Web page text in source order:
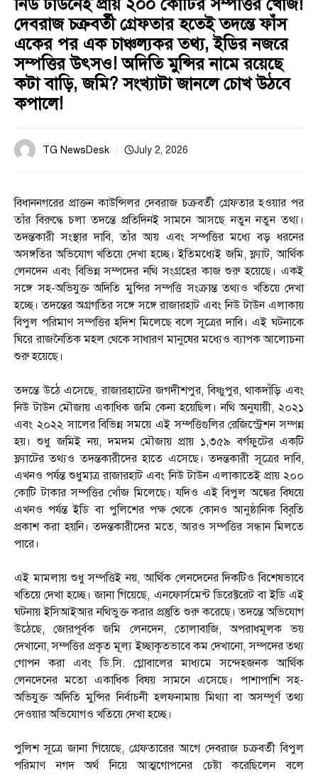
নিউ টাউনেই প্রায় ২০০ কোটির সম্পত্তির খোঁজ!
দেবরাজ চক্রবর্তী গ্রেফতার হতেই তদন্তে ফাঁস
একের পর এক চাঞ্চল্যকর তথ্য, ইডির নজরে
সম্পত্তির উৎসও! অদিতি মুন্সির নামে রয়েছে
কটা বাড়ি, জমি? সংখ্যাটা জানলে চোখ উঠবে
কপালে!
TG NewsDesk July 2, 2026
বিধাননগরের প্রাক্তন কাউন্সিলর দেবরাজ চক্রবর্তী গ্রেফতার হওয়ার পর
তাঁর বিরুদ্ধে চলা তদন্তে প্রতিদিনই সামনে আসছে নতুন নতুন তথ্য।
তদন্তকারী সংস্থার দাবি, তাঁর আয় এবং সম্পত্তির মধ্যে বড় ধরনের
অসঙ্গতির অভিযোগ খতিয়ে দেখা হচ্ছে। ইতিমধ্যেই জমি, ফ্ল্যাট, আর্থিক
লেনদেন এবং বিভিন্ন সম্পদের নথি সংগ্রহের কাজ শুরু হয়েছে। একই
সঙ্গে সহ-অভিযুক্ত অদিতি মুন্সির সম্পত্তি সংক্রান্ত তথ্যও খতিয়ে দেখা
হচ্ছে। তদন্তের অগ্রগতির সঙ্গে সঙ্গে রাজারহাট এবং নিউ টাউন এলাকায়
বিপুল পরিমাণ সম্পত্তির হদিশ মিলেছে বলে সূত্রের দাবি। এই ঘটনাকে
ঘিরে রাজনৈতিক মহল থেকে সাধারণ মানুষের মধ্যেও ব্যাপক আলোচনা
শুরু হয়েছে।
তদন্তে উঠে এসেছে, রাজারহাটের জগদীশপুর, বিষ্ণুপুর, থাকদাঁড়ি এবং
নিউ টাউন মৌজায় একাধিক জমি কেনা হয়েছিল। নথি অনুযায়ী, ২০২১
এবং ২০২২ সালের বিভিন্ন সময়ে এই সম্পত্তিগুলির রেজিস্ট্রেশন সম্পন্ন
হয়। শুধু জমিই নয়, দমদম মৌজায় প্রায় ১,৩৫৯ বর্গফুটের একটি
ফ্ল্যাটের তথ্যও তদন্তকারীদের হাতে এসেছে। তদন্তকারী সূত্রের দাবি,
এখনও পর্যন্ত শুধুমাত্র রাজারহাট এবং নিউ টাউন এলাকাতেই প্রায় ২০০
কোটি টাকার সম্পত্তির খোঁজ মিলেছে। যদিও এই বিপুল অঙ্কের বিষয়ে
এখনও পর্যন্ত ইডি বা পুলিশের পক্ষ থেকে কোনও আনুষ্ঠানিক বিবৃতি
প্রকাশ করা হয়নি। তদন্তকারীদের মতে, আরও সম্পত্তির সন্ধান মিলতে
পারে।
এই মামলায় শুধু সম্পত্তিই নয়, আর্থিক লেনদেনের দিকটিও বিশেষভাবে
খতিয়ে দেখা হচ্ছে। জানা গিয়েছে, এনফোর্সমেন্ট ডিরেক্টরেট বা ইডি এই
ঘটনায় ইসিআইআর নথিভুক্ত করার প্রস্তুতি শুরু করেছে। তদন্তে অভিযোগ
উঠেছে, জোরপূর্বক জমি লেনদেন, তোলাবাজি, অপরাধমূলক ভয়
দেখানো, সম্পত্তির প্রকৃত মূল্য ইচ্ছাকৃতভাবে কম দেখানো, সম্পদের তথ্য
গোপন করা এবং ডি.সি. গ্লোবালের মাধ্যমে সন্দেহজনক আর্থিক
লেনদেনের মতো একাধিক বিষয় সামনে এসেছে। পাশাপাশি সহ-
অভিযুক্ত অদিতি মুন্সির নির্বাচনী হলফনামায় মিথ্যা বা অসম্পূর্ণ তথ্য
দেওয়ার অভিযোগও খতিয়ে দেখা হচ্ছে।
পুলিশ সূত্রে জানা গিয়েছে, গ্রেফতারের আগে দেবরাজ চক্রবর্তী বিপুল
পরিমাণ নগদ অর্থ নিয়ে আত্মগোপনের চেষ্টা করেছিলেন বলে